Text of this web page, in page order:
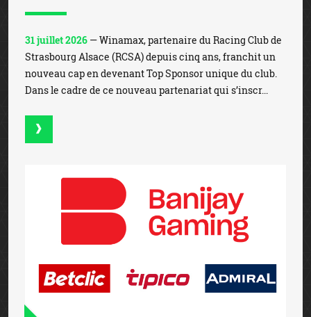
31 juillet 2026 — Winamax, partenaire du Racing Club de
Strasbourg Alsace (RCSA) depuis cinq ans, franchit un
nouveau cap en devenant Top Sponsor unique du club.
Dans le cadre de ce nouveau partenariat qui s’inscr...